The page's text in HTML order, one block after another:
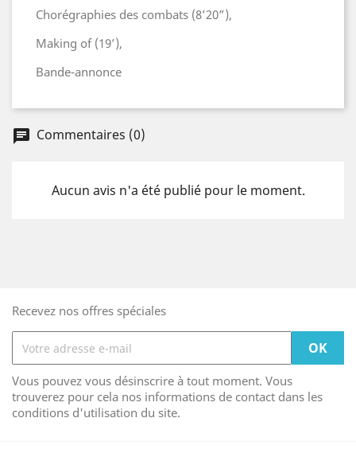
Chorégraphies des combats (8’20”),
Making of (19’),
Bande-annonce
Commentaires (0)
Aucun avis n'a été publié pour le moment.
Recevez nos offres spéciales
Vous pouvez vous désinscrire à tout moment. Vous
trouverez pour cela nos informations de contact dans les
conditions d'utilisation du site.